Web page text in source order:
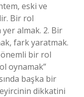
eski ve
Bir rol
almak. 2. Bir
fark yaratmak.
bir rol
oynamak”
başka bir
dikkatini